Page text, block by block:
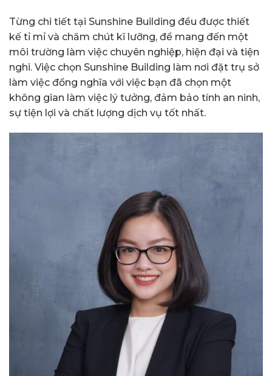
Từng chi tiết tại Sunshine Building đều được thiết
kế tỉ mỉ và chăm chút kĩ lưỡng, để mang đến một
môi trường làm việc chuyên nghiệp, hiện đại và tiện
nghi. Việc chọn Sunshine Building làm nơi đặt trụ sở
làm việc đồng nghĩa với việc bạn đã chọn một
không gian làm việc lý tưởng, đảm bảo tính an ninh,
sự tiện lợi và chất lượng dịch vụ tốt nhất.